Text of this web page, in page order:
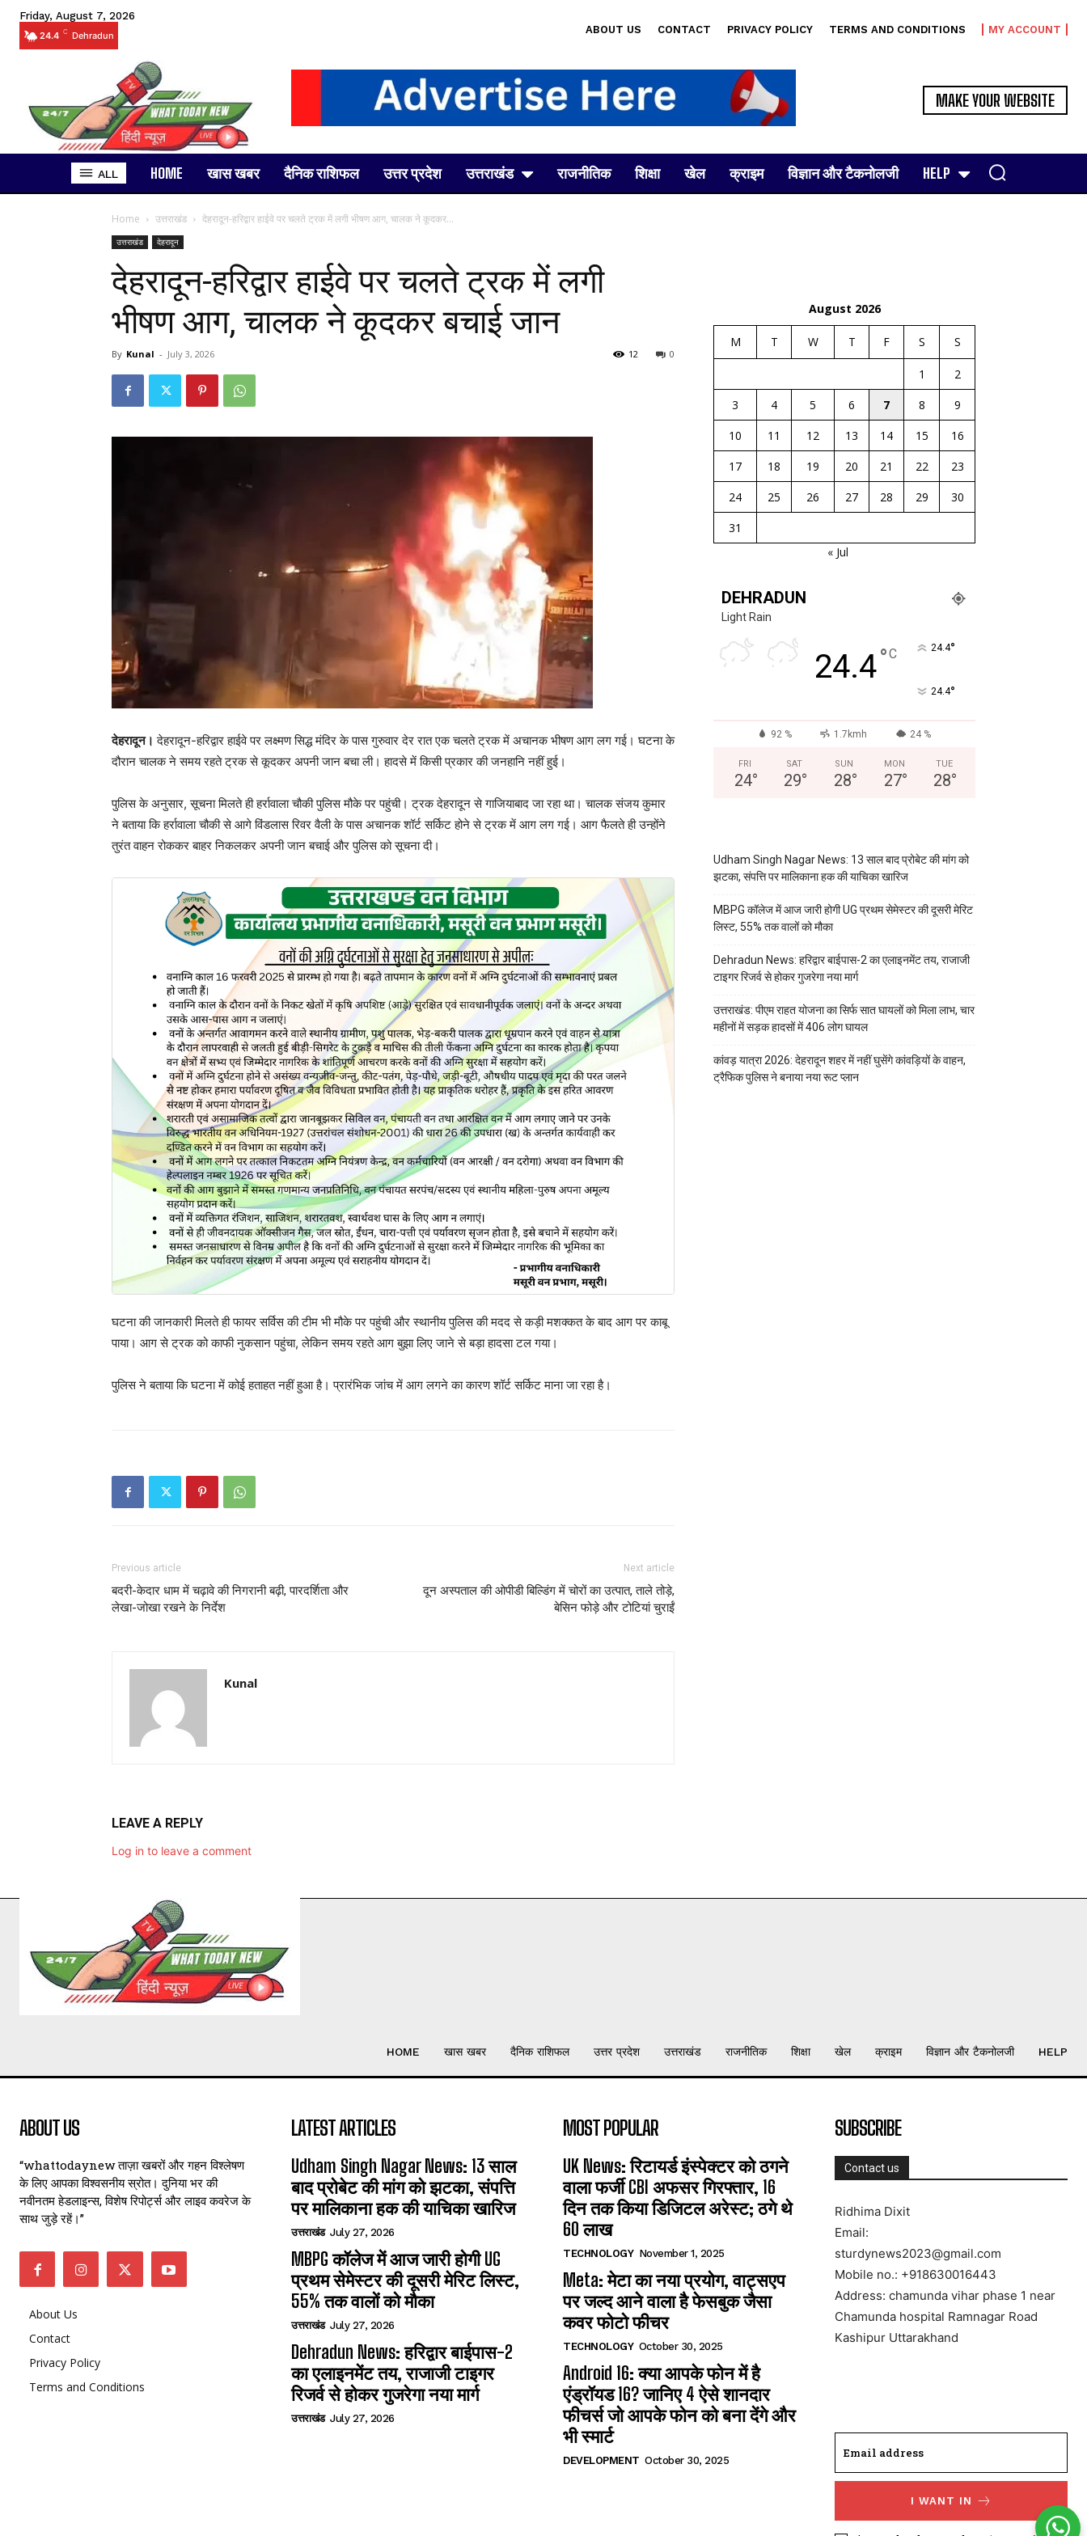
Friday, August 7, 2026
24.4 C Dehradun ABOUT US CONTACT PRIVACY POLICY TERMS AND CONDITIONS MY ACCOUNT
MAKE YOUR WEBSITE
ALL HOME खास खबर दैनिक राशिफल उत्तर प्रदेश उत्तराखंड राजनीतिक शिक्षा खेल क्राइम विज्ञान और टैकनोलजी HELP
Home उत्तराखंड देहरादून-हरिद्वार हाईवे पर चलते ट्रक में लगी भीषण आग, चालक ने कूदकर...
उत्तराखंड देहरादून
देहरादून-हरिद्वार हाईवे पर चलते ट्रक में लगी
भीषण आग, चालक ने कूदकर बचाई जान
By Kunal - July 3, 2026 0
12
देहरादून। देहरादून-हरिद्वार हाईवे पर लक्ष्मण सिद्ध मंदिर के पास गुरुवार देर रात एक चलते ट्रक में अचानक भीषण आग लग गई। घटना के
दौरान चालक ने समय रहते ट्रक से कूदकर अपनी जान बचा ली। हादसे में किसी प्रकार की जनहानि नहीं हुई।
पुलिस के अनुसार, सूचना मिलते ही हर्रावाला चौकी पुलिस मौके पर पहुंची। ट्रक देहरादून से गाजियाबाद जा रहा था। चालक संजय कुमार
ने बताया कि हर्रावाला चौकी से आगे विंडलास रिवर वैली के पास अचानक शॉर्ट सर्किट होने से ट्रक में आग लग गई। आग फैलते ही उन्होंने
तुरंत वाहन रोककर बाहर निकलकर अपनी जान बचाई और पुलिस को सूचना दी।
घटना की जानकारी मिलते ही फायर सर्विस की टीम भी मौके पर पहुंची और स्थानीय पुलिस की मदद से कड़ी मशक्कत के बाद आग पर काबू
पाया। आग से ट्रक को काफी नुकसान पहुंचा, लेकिन समय रहते आग बुझा लिए जाने से बड़ा हादसा टल गया।
पुलिस ने बताया कि घटना में कोई हताहत नहीं हुआ है। प्रारंभिक जांच में आग लगने का कारण शॉर्ट सर्किट माना जा रहा है।
Previous article
बदरी-केदार धाम में चढ़ावे की निगरानी बढ़ी, पारदर्शिता और
लेखा-जोखा रखने के निर्देश
Next article
दून अस्पताल की ओपीडी बिल्डिंग में चोरों का उत्पात, ताले तोड़े,
बेसिन फोड़े और टोटियां चुराईं
Kunal
LEAVE A REPLY
Log in to leave a comment
August 2026
M T W T F S S
1
2
3
4 5 6 7 8
9
10
11 12 13 14 15
16
17
18 19 20 21 22
23
24
25 26 27 28 29
30
31
« Jul
DEHRADUN
Light Rain
24.4°C 24.4°
24.4°
92 % 1.7kmh 24 %
FRI
24°
SAT
29°
SUN
28°
MON
27°
TUE
28°
Udham Singh Nagar News: 13 साल बाद प्रोबेट की मांग को
झटका, संपत्ति पर मालिकाना हक की याचिका खारिज
MBPG कॉलेज में आज जारी होगी UG प्रथम सेमेस्टर की दूसरी मेरिट
लिस्ट, 55% तक वालों को मौका
Dehradun News: हरिद्वार बाईपास-2 का एलाइनमेंट तय, राजाजी
टाइगर रिजर्व से होकर गुजरेगा नया मार्ग
उत्तराखंड: पीएम राहत योजना का सिर्फ सात घायलों को मिला लाभ, चार
महीनों में सड़क हादसों में 406 लोग घायल
कांवड़ यात्रा 2026: देहरादून शहर में नहीं घुसेंगे कांवड़ियों के वाहन,
ट्रैफिक पुलिस ने बनाया नया रूट प्लान
HOME खास खबर दैनिक राशिफल उत्तर प्रदेश उत्तराखंड राजनीतिक शिक्षा खेल क्राइम विज्ञान और टैकनोलजी HELP
ABOUT US
“whattodaynew ताज़ा खबरों और गहन विश्लेषण
के लिए आपका विश्वसनीय स्रोत। दुनिया भर की
नवीनतम हेडलाइन्स, विशेष रिपोर्ट्स और लाइव कवरेज के
साथ जुड़े रहें।”
About Us
Contact
Privacy Policy
Terms and Conditions
LATEST ARTICLES
Udham Singh Nagar News: 13 साल
बाद प्रोबेट की मांग को झटका, संपत्ति
पर मालिकाना हक की याचिका खारिज
उत्तराखंड July 27, 2026
MBPG कॉलेज में आज जारी होगी UG
प्रथम सेमेस्टर की दूसरी मेरिट लिस्ट,
55% तक वालों को मौका
उत्तराखंड July 27, 2026
Dehradun News: हरिद्वार बाईपास-2
का एलाइनमेंट तय, राजाजी टाइगर
रिजर्व से होकर गुजरेगा नया मार्ग
उत्तराखंड July 27, 2026
MOST POPULAR
UK News: रिटायर्ड इंस्पेक्टर को ठगने
वाला फर्जी CBI अफसर गिरफ्तार, 16
दिन तक किया डिजिटल अरेस्ट; ठगे थे
60 लाख
TECHNOLOGY November 1, 2025
Meta: मेटा का नया प्रयोग, वाट्सएप
पर जल्द आने वाला है फेसबुक जैसा
कवर फोटो फीचर
TECHNOLOGY October 30, 2025
Android 16: क्या आपके फोन में है
एंड्रॉयड 16? जानिए 4 ऐसे शानदार
फीचर्स जो आपके फोन को बना देंगे और
भी स्मार्ट
DEVELOPMENT October 30, 2025
SUBSCRIBE
Contact us
Ridhima Dixit
Email:
sturdynews2023@gmail.com
Mobile no.: +918630016443
Address: chamunda vihar phase 1 near
Chamunda hospital Ramnagar Road
Kashipur Uttarakhand
I WANT IN